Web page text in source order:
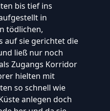
bis tief ins
in
tödlichen,
auf sie gerichtet die
ließ nur noch
Zugangs Korridor
hielten mit
so schnell wie
anlegen doch